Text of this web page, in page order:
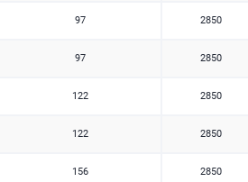
97 2850
97 2850
122 2850
122 2850
156 2850